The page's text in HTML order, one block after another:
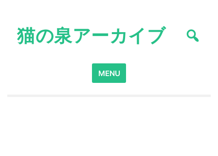
content猫の泉アーカイブ
Search
for:
MENU